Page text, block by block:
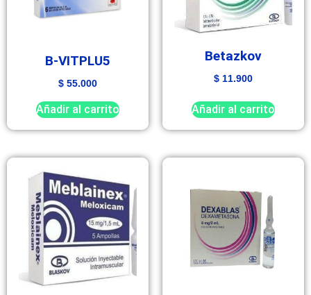
B-VITPLU5
$ 55.000
Añadir al carrito
Betazkov
$ 11.900
Añadir al carrito